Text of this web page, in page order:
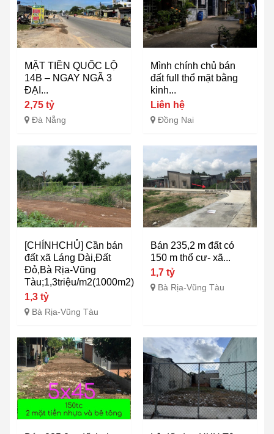
MẶT TIỀN QUỐC LỘ
14B – NGAY NGÃ 3
ĐẠI...
2,75 tỷ
Đà Nẵng
Mình chính chủ bán
đất full thổ mặt bằng
kinh...
Liên hệ
Đồng Nai
[CHÍNHCHỦ] Cần bán
đất xã Láng Dài,Đất
Đỏ,Bà Rịa-Vũng
Tàu;1,3triệu/m2(1000m2)
1,3 tỷ
Bà Rịa-Vũng Tàu
Bán 235,2 m đất có
150 m thổ cư- xã...
1,7 tỷ
Bà Rịa-Vũng Tàu